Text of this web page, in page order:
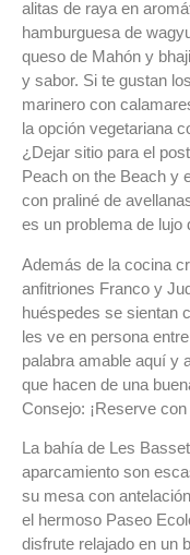
alitas de raya en
hamburguesa de
queso de Mahón y
y sabor. Si te gustan
marinero con
la opción vegetariana
¿Dejar sitio para el
Peach on the Beach y
con praliné de
es un problema de lujo
Además de la cocina
anfitriones Franco y
huéspedes se sientan
les ve en persona
palabra amable aquí y
que hacen de una
Consejo: ¡Reserve
La bahía de Les
aparcamiento son
su mesa con
el hermoso Paseo
disfrute relajado en un